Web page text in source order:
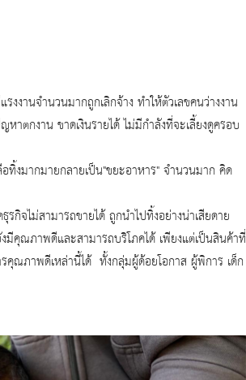
งานจำนวนมากถูกเลิกจ้าง ทำให้ตัวเลขคนว่างงาน
าตกงาน ขาดเงินรายได้ ไม่มีกำลังที่จะเลี้ยงดูครอบ
ทิ้งมากมายกลายเป็น"ขยะอาหาร" จำนวนมาก คิด
รกิจไม่สามารถขายได้ ถูกนำไปทิ้งอย่างน่าเสียดาย
งมีคุณภาพดีและสามารถบริโภคได้ เพียงแต่เป็นสินค้าที่
รคุณภาพดีเหล่านี้ได้ ทั้งกลุ่มผู้ด้อยโอกาส ผู้พิการ เด็ก